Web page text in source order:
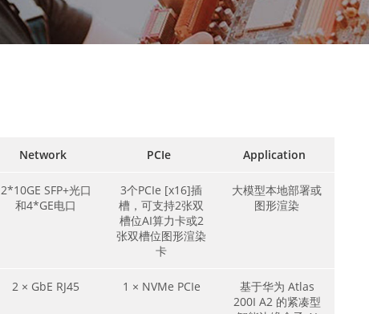
Network PCIe Application
2*10GE SFP+光口
和4*GE电口
3个PCIe [x16]插
槽，可支持2张双
槽位AI算力卡或2
张双槽位图形渲染
卡
大模型本地部署或
图形渲染
2 × GbE RJ45 1 × NVMe PCIe
基于华为 Atlas
200I A2 的紧凑型